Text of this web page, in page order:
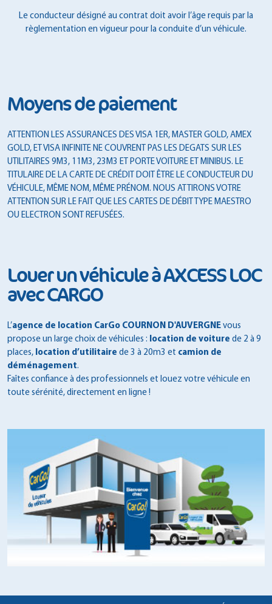
Le conducteur désigné au contrat doit avoir l’âge requis par la
règlementation en vigueur pour la conduite d’un véhicule.
Moyens de paiement
ATTENTION LES ASSURANCES DES VISA 1ER, MASTER GOLD, AMEX
GOLD, ET VISA INFINITE NE COUVRENT PAS LES DEGATS SUR LES
UTILITAIRES 9M3, 11M3, 23M3 ET PORTE VOITURE ET MINIBUS. LE
TITULAIRE DE LA CARTE DE CRÉDIT DOIT ÊTRE LE CONDUCTEUR DU
VÉHICULE, MÊME NOM, MÊME PRÉNOM. NOUS ATTIRONS VOTRE
ATTENTION SUR LE FAIT QUE LES CARTES DE DÉBIT TYPE MAESTRO
OU ELECTRON SONT REFUSÉES.
Louer un véhicule à AXCESS LOC
avec CARGO
L’agence de location CarGo COURNON D'AUVERGNE vous
propose un large choix de véhicules : location de voiture de 2 à 9
places, location d’utilitaire de 3 à 20m3 et camion de
déménagement.
Faîtes confiance à des professionnels et louez votre véhicule en
toute sérénité, directement en ligne !